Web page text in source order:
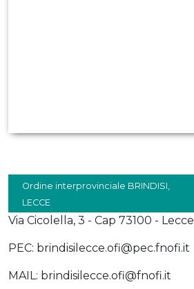
Ordine interprovinciale BRINDISI,
LECCE
Via Cicolella, 3 - Cap 73100 - Lecce
PEC: brindisilecce.ofi@pec.fnofi.it
MAIL: brindisilecce.ofi@fnofi.it